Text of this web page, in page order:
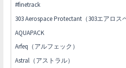
#finetrack
303 Aerospace Protectant（303エアロス
AQUAPACK
Arfeq（アルフェック）
Astral（アストラル）